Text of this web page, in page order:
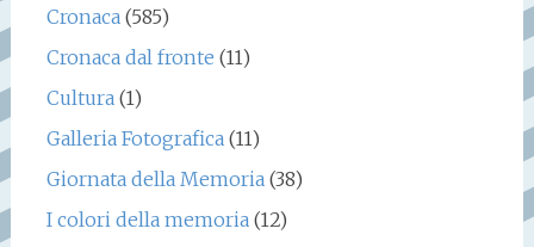
Cronaca(585)
Cronaca dal fronte (11)
Cultura(1)
Galleria Fotografica(11)
Giornata della Memoria(38)
I colori della memoria(12)